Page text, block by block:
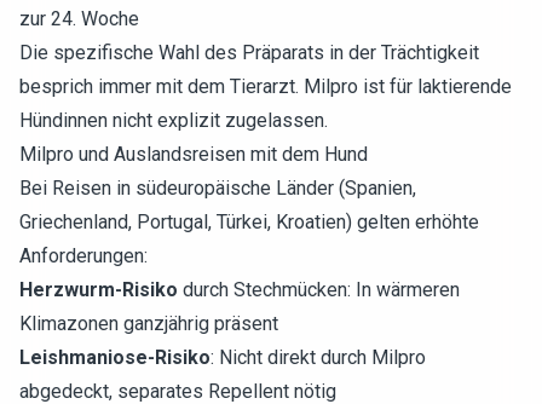
zur 24. Woche
Die spezifische Wahl des Präparats in der Trächtigkeit
besprich immer mit dem Tierarzt. Milpro ist für laktierende
Hündinnen nicht explizit zugelassen.
Milpro und Auslandsreisen mit dem Hund
Bei Reisen in südeuropäische Länder (Spanien,
Griechenland, Portugal, Türkei, Kroatien) gelten erhöhte
Anforderungen:
Herzwurm-Risiko durch Stechmücken: In wärmeren
Klimazonen ganzjährig präsent
Leishmaniose-Risiko: Nicht direkt durch Milpro
abgedeckt, separates Repellent nötig